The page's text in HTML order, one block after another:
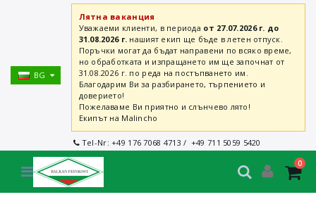
BG
Лятна ваканция
Уважаеми клиенти, в периода от 27.07.2026 г. до
31.08.2026 г. нашият екип ще бъде в летен отпуск.
Поръчки могат да бъдат направени по всяко време,
но обработката и изпращането им ще започнат от
31.08.2026 г. по реда на постъпването им.
Благодарим Ви за разбирането, търпението и
доверието!
Пожелаваме Ви приятно и слънчево лято!
Екипът на Malincho
Tel-Nr:+49 176 7068 4713 / +49 711 5059 5420
0